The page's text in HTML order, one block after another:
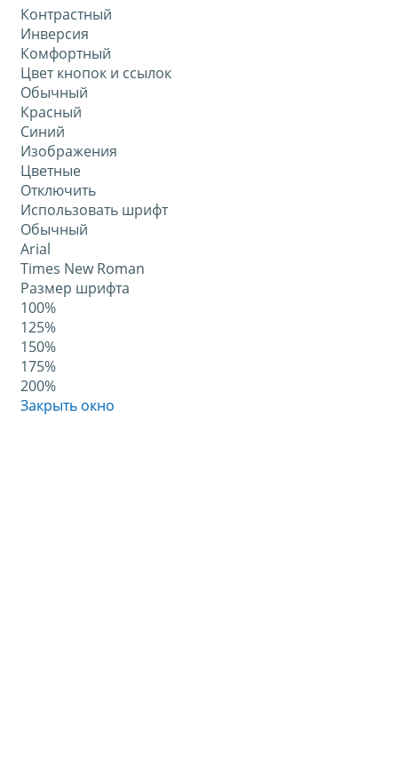
Контрастный
Инверсия
Комфортный
Цвет кнопок и ссылок
Обычный
Красный
Синий
Изображения
Цветные
Отключить
Использовать шрифт
Обычный
Arial
Times New Roman
Размер шрифта
100%
125%
150%
175%
200%
Закрыть окно